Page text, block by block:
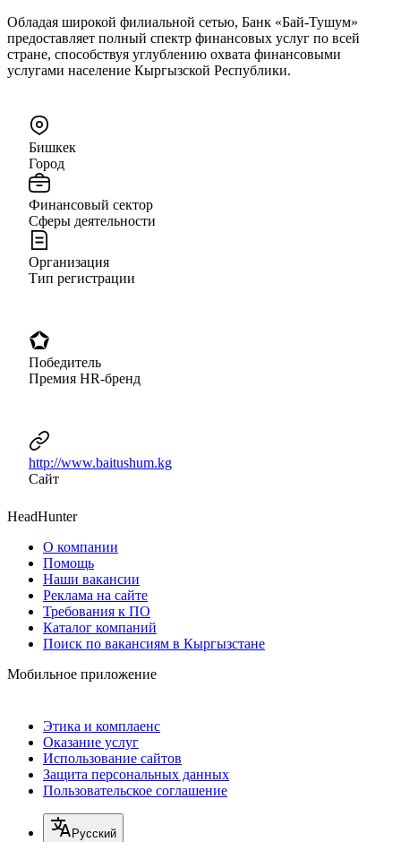
Обладая широкой филиальной сетью, Банк «Бай-Тушум»
предоставляет полный спектр финансовых услуг по всей
стране, способствуя углублению охвата финансовыми
услугами население Кыргызской Республики.
Бишкек
Город
Финансовый сектор
Сферы деятельности
Организация
Тип регистрации
Победитель
Премия HR-бренд
http://www.baitushum.kg
Сайт
HeadHunter
О компании
Помощь
Наши вакансии
Реклама на сайте
Требования к ПО
Каталог компаний
Поиск по вакансиям в Кыргызстане
Мобильное приложение
Этика и комплаенс
Оказание услуг
Использование сайтов
Защита персональных данных
Пользовательское соглашение
Русский